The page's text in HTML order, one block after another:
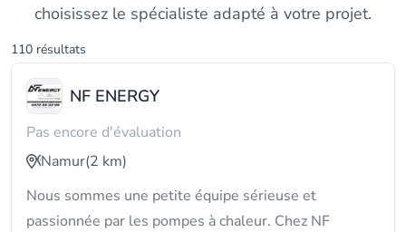
choisissez le spécialiste adapté à votre projet.
110 résultats
NF ENERGY
Pas encore d'évaluation
Namur(2 km)
Nous sommes une petite équipe sérieuse et
passionnée par les pompes à chaleur. Chez NF